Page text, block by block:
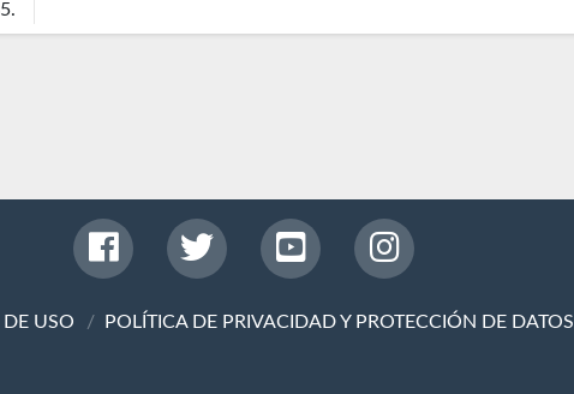
USO POLÍTICA DE PRIVACIDAD Y PROTECCIÓN DE DATOS